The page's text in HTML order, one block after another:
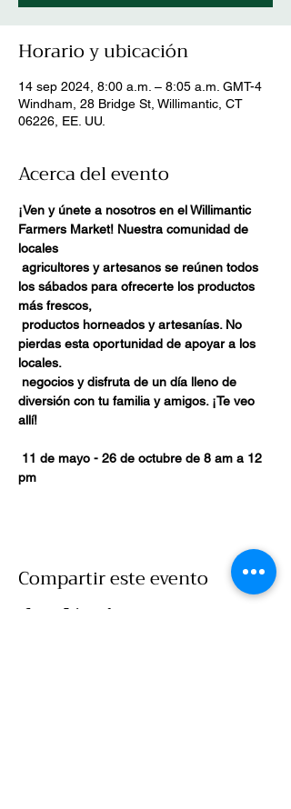
Horario y ubicación
14 sep 2024, 8:00 a.m. – 8:05 a.m. GMT-4
Windham, 28 Bridge St, Willimantic, CT
06226, EE. UU.
Acerca del evento
¡Ven y únete a nosotros en el Willimantic
Farmers Market! Nuestra comunidad de
locales
agricultores y artesanos se reúnen todos
los sábados para ofrecerte los productos
más frescos,
productos horneados y artesanías. No
pierdas esta oportunidad de apoyar a los
locales.
negocios y disfruta de un día lleno de
diversión con tu familia y amigos. ¡Te veo
allí!
11 de mayo - 26 de octubre de 8 am a 12
pm
Compartir este evento